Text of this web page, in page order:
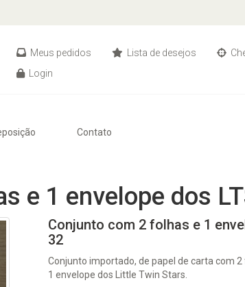
Meus pedidos Lista de desejos
Login
Contato
e 1 envelope dos
Conjunto com 2 folhas e 1
32
Conjunto importado, de papel de carta com
1 envelope dos Little Twin Stars.